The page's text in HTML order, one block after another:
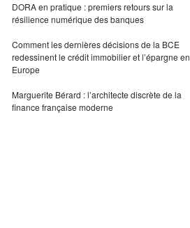
DORA en pratique : premiers retours sur la
résilience numérique des banques
Comment les dernières décisions de la BCE
redessinent le crédit immobilier et l’épargne en
Europe
Marguerite Bérard : l’architecte discrète de la
finance française moderne